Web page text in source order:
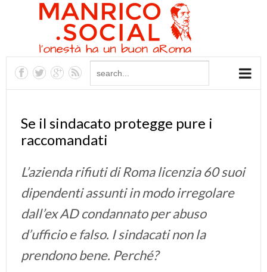
Se il sindacato protegge pure i
raccomandati
L’azienda rifiuti di Roma licenzia 60 suoi
dipendenti assunti in modo irregolare
dall’ex AD condannato per abuso
d’ufficio e falso. I sindacati non la
prendono bene. Perché?